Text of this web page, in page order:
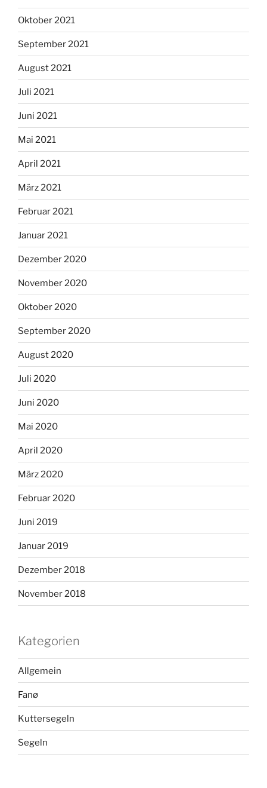
Oktober 2021
September 2021
August 2021
Juli 2021
Juni 2021
Mai 2021
April 2021
März 2021
Februar 2021
Januar 2021
Dezember 2020
November 2020
Oktober 2020
September 2020
August 2020
Juli 2020
Juni 2020
Mai 2020
April 2020
März 2020
Februar 2020
Juni 2019
Januar 2019
Dezember 2018
November 2018
Kategorien
Allgemein
Fanø
Kuttersegeln
Segeln